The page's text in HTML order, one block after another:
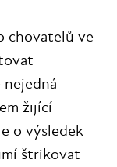
chovatelů ve
žijící
o výsledek
štrikovat